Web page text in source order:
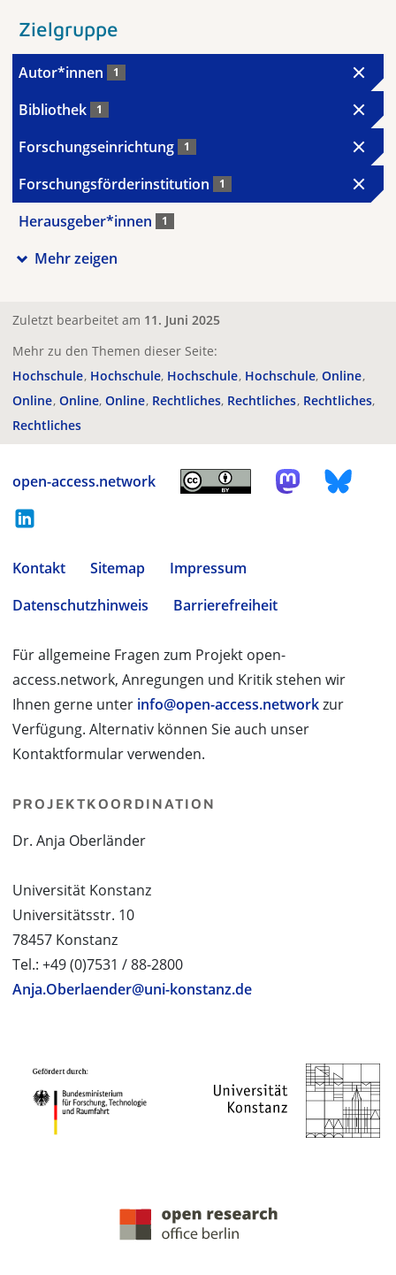
Zielgruppe
Autor*innen 1
Bibliothek 1
Forschungseinrichtung 1
Forschungsförderinstitution 1
Herausgeber*innen 1
Mehr zeigen
Zuletzt bearbeitet am 11. Juni 2025
Mehr zu den Themen dieser Seite:
Hochschule Hochschule Hochschule Hochschule Online
Online Online Online Rechtliches Rechtliches Rechtliches
Rechtliches
open-access.network
Kontakt Sitemap
Impressum
Datenschutzhinweis
Barrierefreiheit
Für allgemeine Fragen zum Projekt open-
access.network, Anregungen und Kritik stehen wir
Ihnen gerne unter info@open-access.networkzur
Verfügung. Alternativ können Sie auch unser
Kontaktformular verwenden.
PROJEKTKOORDINATION
Dr. Anja Oberländer
Universität Konstanz
Universitätsstr. 10
78457 Konstanz
Tel.: +49 (0)7531 / 88-2800
Anja.Oberlaender@uni-konstanz.de